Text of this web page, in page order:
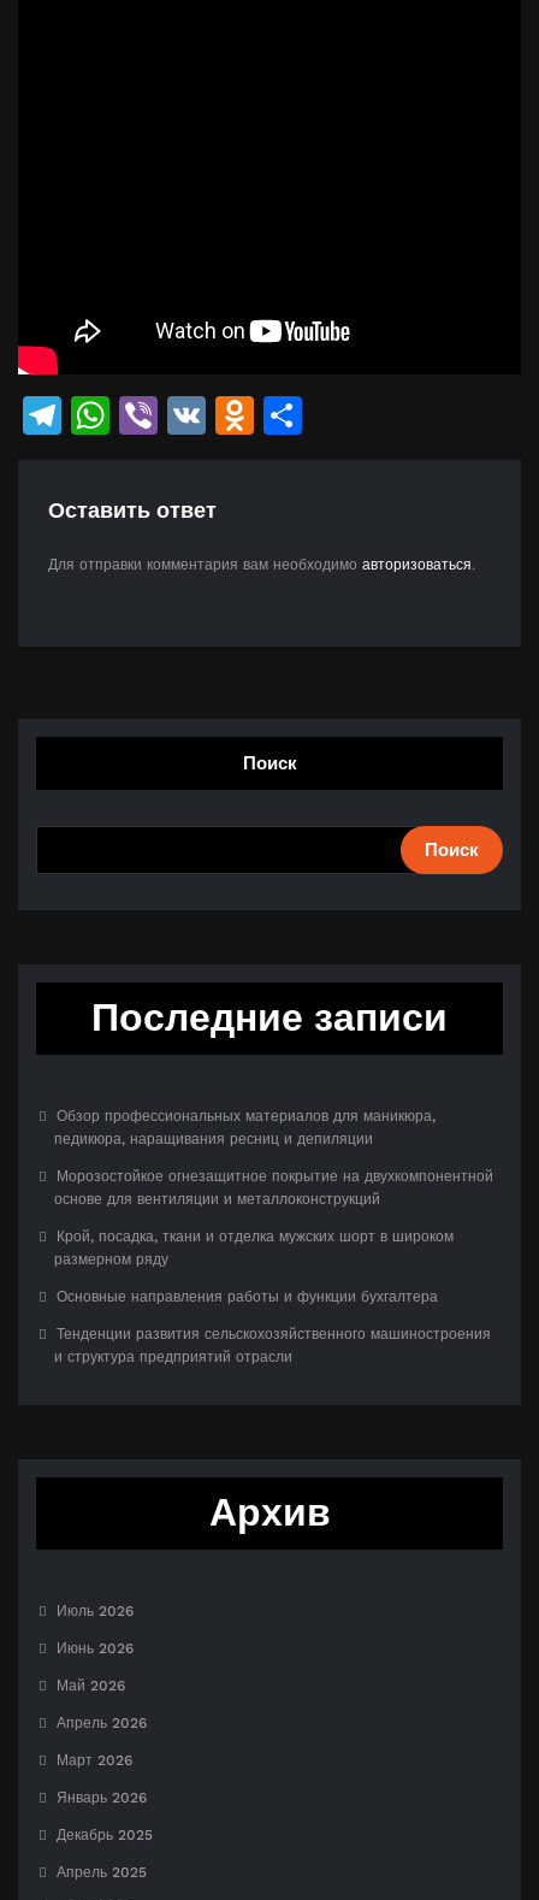
Telegram
WhatsApp
Viber
VK Odnoklassniki
Оставить ответ
Для отправки комментария вам необходимо авторизоваться.
Поиск
Поиск
Последние записи
Обзор профессиональных материалов для маникюра,
педикюра, наращивания ресниц и депиляции
Морозостойкое огнезащитное покрытие на двухкомпонентной
основе для вентиляции и металлоконструкций
Крой, посадка, ткани и отделка мужских шорт в широком
размерном ряду
Основные направления работы и функции бухгалтера
Тенденции развития сельскохозяйственного машиностроения
и структура предприятий отрасли
Архив
Июль 2026
Июнь 2026
Май 2026
Апрель 2026
Март 2026
Январь 2026
Декабрь 2025
Апрель 2025